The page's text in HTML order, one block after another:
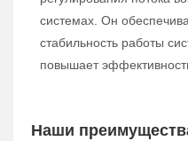
системах. Он
стабильность работы
повышает
Наши